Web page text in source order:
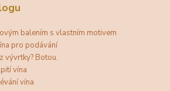
balením s vlastním motivem
pro podávání
vývrtky? Botou.
vína
vína